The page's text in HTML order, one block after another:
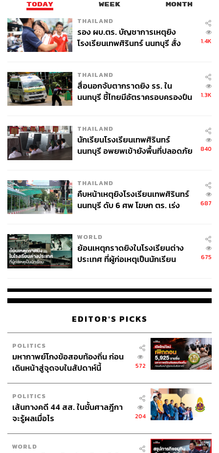
TODAY WEEK MONTH
THAILAND
รอง ผบ.ตร. บัญชาการเหตุยิง
โรงเรียนเทพศิรินทร์ นนทบุรี สั่ง
1.4K
THAILAND
สื่อนอกจับตากราดยิง รร. ใน
นนทบุรี ชี้ไทยมีอัตราครอบครองปืน
1.3K
THAILAND
นักเรียนโรงเรียนเทพศิรินทร์
นนทบุรี อพยพเข้ายังพื้นที่ปลอดภัย
840
THAILAND
คืบหน้าเหตุยิงโรงเรียนเทพศิรินทร์
นนทบุรี ดับ 6 ศพ โฆษก ตร. เร่ง
687
WORLD
ย้อนเหตุกราดยิงในโรงเรียนต่าง
ประเทศ ที่ผู้ก่อเหตุเป็นนักเรียน
675
EDITOR'S PICKS
POLITICS
มหากาพย์โกงข้อสอบท้องถิ่น ก่อน
เดินหน้าสู่จุดจบในสัปดาห์นี้
572
POLITICS
เส้นทางคดี 44 สส. ในชั้นศาลฎีกา
จะรู้ผลเมื่อไร
204
WORLD